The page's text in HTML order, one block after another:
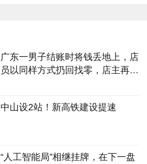
广东一男子结账时将钱丢地上，店
员以同样方式扔回找零，店主再发
中山设2站！新高铁建设提速
“人工智能局”相继挂牌，在下一盘